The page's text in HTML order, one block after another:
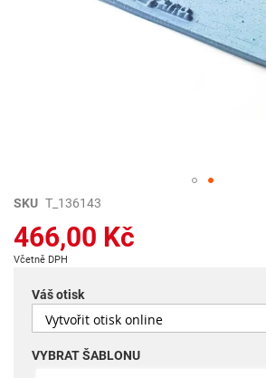
Přeskočit
začátek
galerie
obrázky
SKU T_136143
466,00 Kč
Včetně DPH
Váš otisk
VYBRAT ŠABLONU